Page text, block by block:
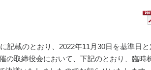
載のとおり、2022年11月30日を基準日と
の取締役会において、下記のとおり、臨時